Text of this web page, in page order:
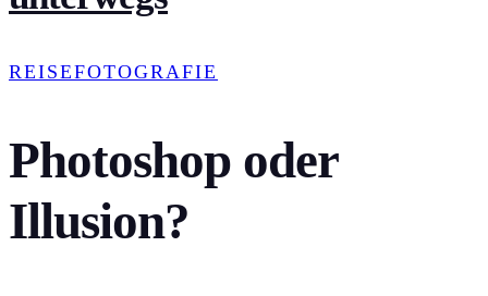
REISEFOTOGRAFIE
Photoshop oder
Illusion?